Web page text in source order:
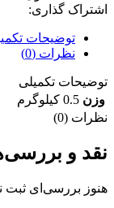
اشتراک گذاری:
توضیحات
نظرات (0)
توضیحات تکمیلی
وزن 0.5 کیلوگرم
نظرات (0)
نقد و
هنوز بررسی‌ای